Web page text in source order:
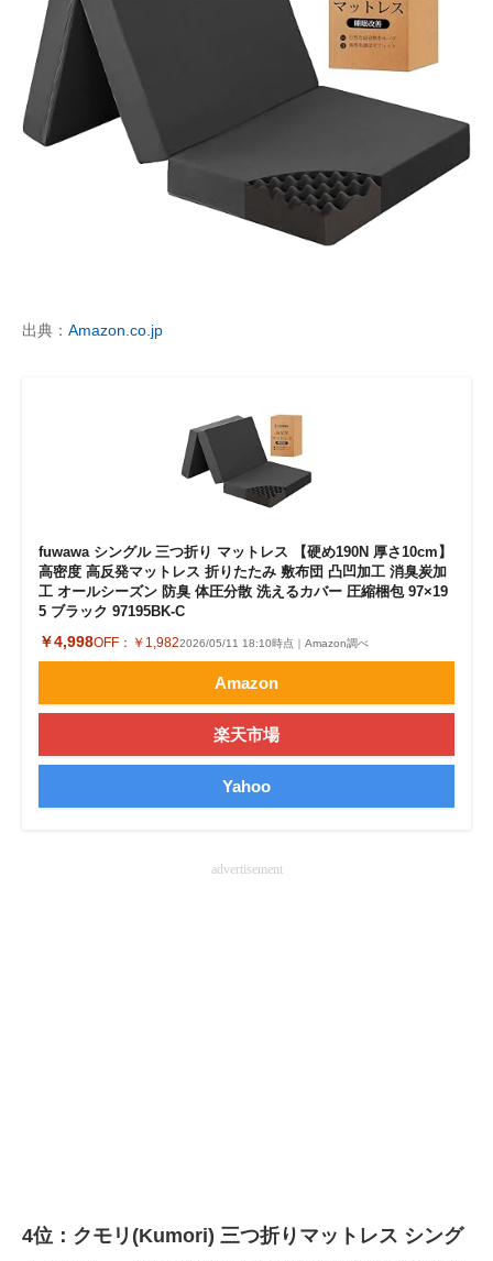
経営リーダーのコミュニティ
マーケ×ITの今がよく分かる
ITエンジニア向け専門サイト
企業向けIT製品の総合サイト
IT製品の技術・比較・事例
エネルギーの専門メディア
出典： Amazon.co.jp
fuwawa シングル 三つ折り マットレス 【硬め190N 厚さ10cm】
高密度 高反発マットレス 折りたたみ 敷布団 凸凹加工 消臭炭加
工 オールシーズン 防臭 体圧分散 洗えるカバー 圧縮梱包 97×19
5 ブラック 97195BK-C
￥4,998OFF： ￥1,9822026/05/11 18:10時点｜Amazon調べ
Amazon
楽天市場
Yahoo
advertisement
4位：クモリ(Kumori) 三つ折りマットレス シング